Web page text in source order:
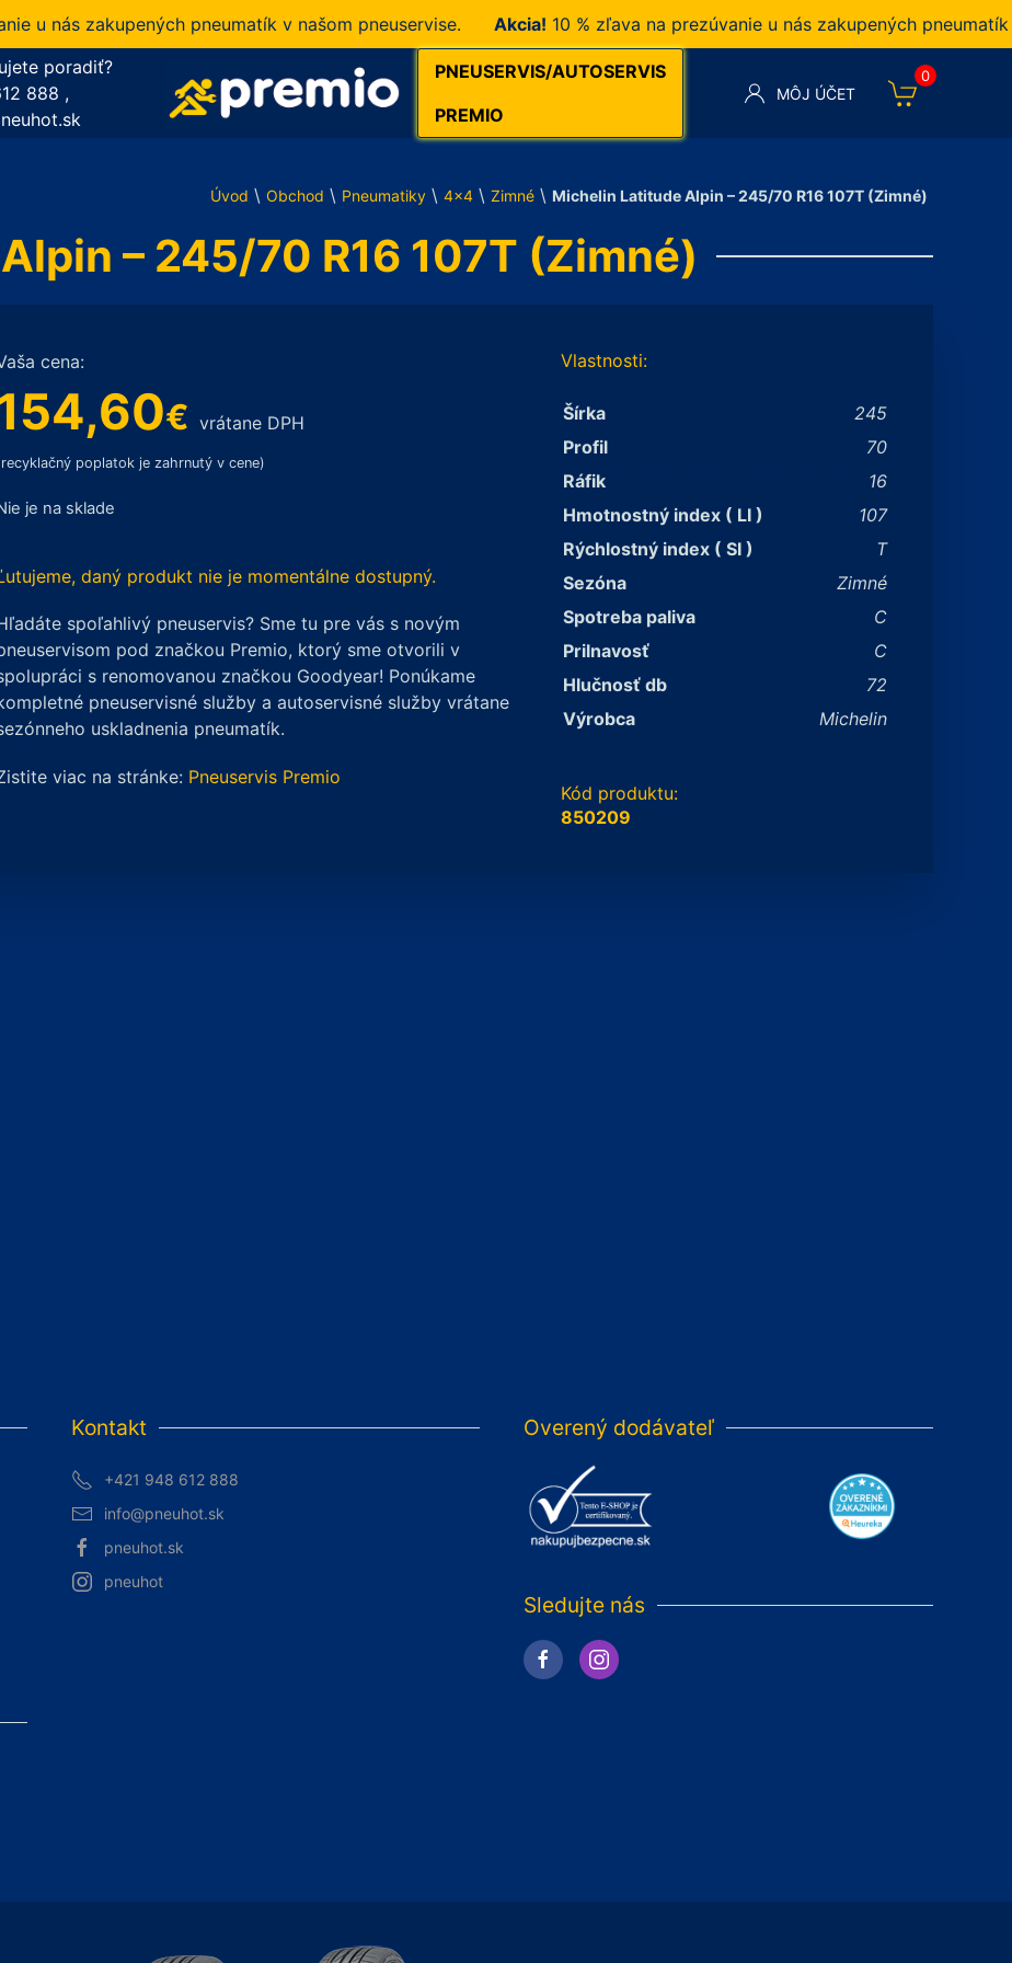
zakupených pneumatík v našom pneuservise. Akcia!10 % zľava na prezúvanie u nás zakupených pneumatík v
poradiť?
888 ,
PNEUSERVIS/AUTOSERVIS
PREMIO
MÔJ ÚČET
0
Úvod \ Obchod \ Pneumatiky \ 4x4 \ Zimné \ Michelin Latitude Alpin – 245/70 R16 107T (Zimné)
– 245/70 R16 107T (Zimné)
cena:
€ vrátane DPH
poplatok je zahrnutý v cene)
je na sklade
daný produkt nie je momentálne dostupný.
spoľahlivý pneuservis? Sme tu pre vás s novým
pod značkou Premio, ktorý sme otvorili v
s renomovanou značkou Goodyear! Ponúkame
pneuservisné služby a autoservisné služby vrátane
uskladnenia pneumatík.
viac na stránke: Pneuservis Premio
Vlastnosti:
Šírka
245
Profil
70
Ráfik
16
Hmotnostný index ( LI )
107
Rýchlostný index ( SI )
T
Sezóna
Zimné
Spotreba paliva
C
Prilnavosť
C
Hlučnosť db
72
Výrobca
Michelin
Kód produktu:
850209
Kontakt
+421 948 612 888
info@pneuhot.sk
pneuhot.sk
pneuhot
Overený dodávateľ
Sledujte nás